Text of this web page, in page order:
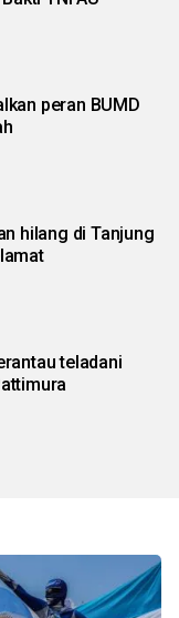
peran BUMD
hilang di Tanjung
teladani